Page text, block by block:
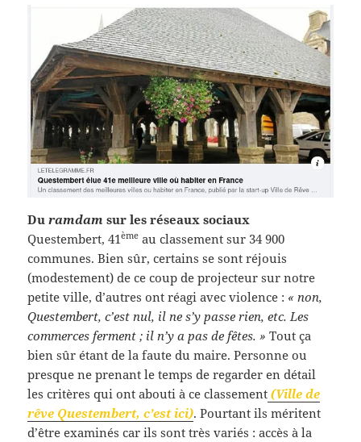
Duramdamsur les réseaux sociaux
Questembert, 41ème au classement sur 34 900
communes. Bien sûr, certains se sont réjouis
(modestement) de ce coup de projecteur sur notre
petite ville, d’autres ont réagi avec violence : « non,
Questembert, c’est nul, il ne s’y passe rien, etc. Les
commerces ferment ; il n’y a pas de fêtes. »Tout ça
bien sûr étant de la faute du maire. Personne ou
presque ne prenant le temps de regarder en détail
les critères qui ont abouti à ce classement (Ville de
rêve Questembert, c’est ici). Pourtant ils méritent
d’être examinés car ils sont très variés : accès à la